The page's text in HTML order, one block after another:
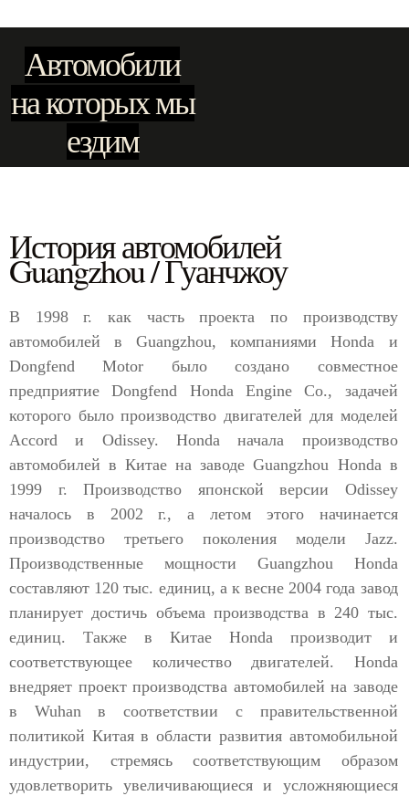
Автомобили
на которых мы
ездим
История автомобилей
Guangzhou / Гуанчжоу
В 1998 г. как часть проекта по производству
автомобилей в Guangzhou, компаниями Honda и
Dongfend Motor было создано совместное
предприятие Dongfend Honda Engine Co., задачей
которого было производство двигателей для моделей
Accord и Odissey. Honda начала производство
автомобилей в Китае на заводе Guangzhou Honda в
1999 г. Производство японской версии Odissey
началось в 2002 г., а летом этого начинается
производство третьего поколения модели Jazz.
Производственные мощности Guangzhou Honda
составляют 120 тыс. единиц, а к весне 2004 года завод
планирует достичь объема производства в 240 тыс.
единиц. Также в Китае Honda производит и
соответствующее количество двигателей. Honda
внедряет проект производства автомобилей на заводе
в Wuhan в соответствии с правительственной
политикой Китая в области развития автомобильной
индустрии, стремясь соответствующим образом
удовлетворить увеличивающиеся и усложняющиеся